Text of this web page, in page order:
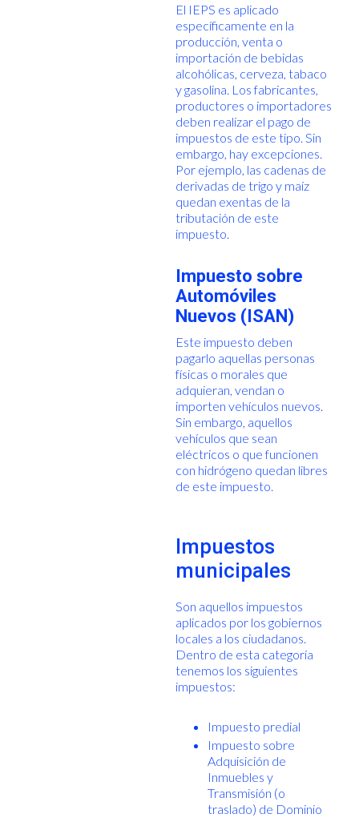
El IEPS es aplicado
específicamente en la
producción, venta o
importación de bebidas
alcohólicas, cerveza, tabaco
y gasolina. Los fabricantes,
productores o importadores
deben realizar el pago de
impuestos de este tipo. Sin
embargo, hay excepciones.
Por ejemplo, las cadenas de
derivadas de trigo y maíz
quedan exentas de la
tributación de este
impuesto.
Impuesto sobre
Automóviles
Nuevos (ISAN)
Este impuesto deben
pagarlo aquellas personas
físicas o morales que
adquieran, vendan o
importen vehículos nuevos.
Sin embargo, aquellos
vehículos que sean
eléctricos o que funcionen
con hidrógeno quedan libres
de este impuesto.
Impuestos
municipales
Son aquellos impuestos
aplicados por los gobiernos
locales a los ciudadanos.
Dentro de esta categoría
tenemos los siguientes
impuestos:
Impuesto predial
Impuesto sobre
Adquisición de
Inmuebles y
Transmisión (o
traslado) de Dominio